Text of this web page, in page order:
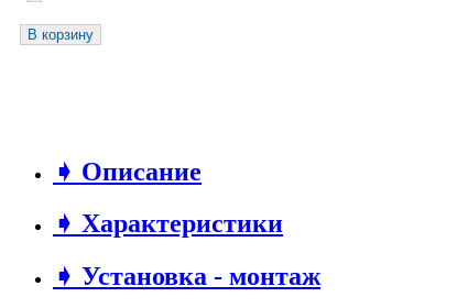
В корзину
➧ Описание
➧ Характеристики
➧ Установка - монтаж